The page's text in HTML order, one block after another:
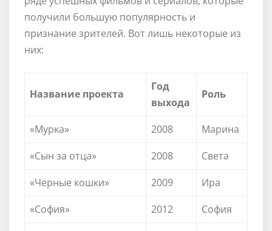
получили большую популярность и
признание зрителей. Вот лишь некоторые из
них:
Название проекта
Год
выхода
Роль
«Мурка» 2008
Марина
«Сын за отца»
2008
Света
«Черные кошки»
2009
Ира
«София»
2012
София